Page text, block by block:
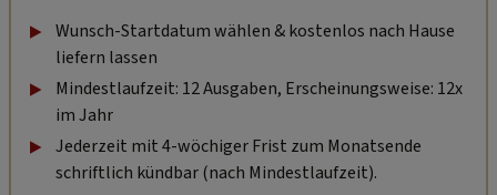
Wunsch-Startdatum wählen & kostenlos nach Hause
liefern lassen
Mindestlaufzeit: 12 Ausgaben, Erscheinungsweise: 12x
im Jahr
Jederzeit mit 4-wöchiger Frist zum Monatsende
schriftlich kündbar (nach Mindestlaufzeit).